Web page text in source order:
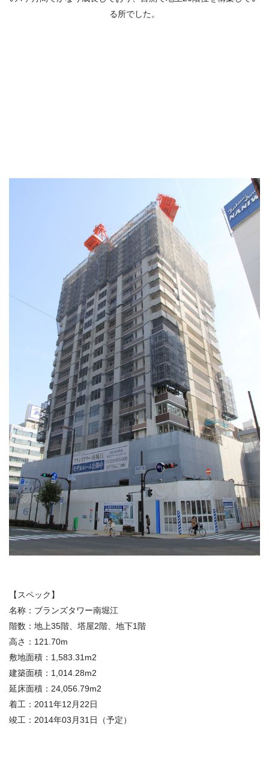
る所でした。
【スペック】
名称：ブランズタワー南堀江
階数：地上35階、塔屋2階、地下1階
高さ：121.70m
敷地面積：1,583.31m2
建築面積：1,014.28m2
延床面積：24,056.79m2
着工：2011年12月22日
竣工：2014年03月31日（予定）